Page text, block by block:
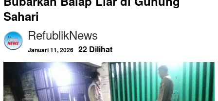
Sahari
RefublikNews
Januari 11, 2026 22 Dilihat